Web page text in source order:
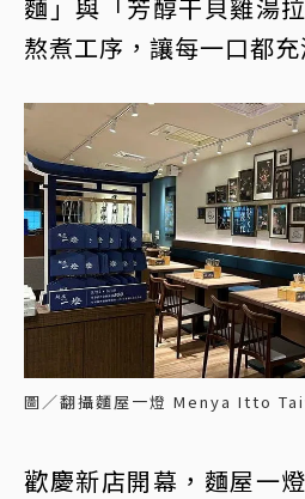
麵」與「芳醇干貝雞湯
熬煮工序，讓每一口都充
圖／翻攝麵屋一燈 Menya Itto
歡慶新店開幕，麵屋一